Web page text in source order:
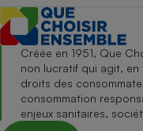
Créée en 1951, Que
non lucratif qui agit,
droits des
consommation
enjeux sanitaires,